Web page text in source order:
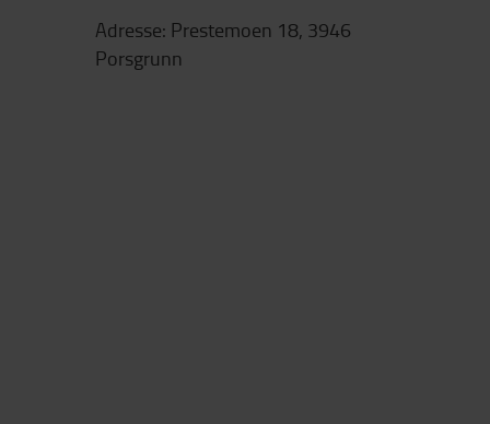
Adresse: Prestemoen 18, 3946
Porsgrunn